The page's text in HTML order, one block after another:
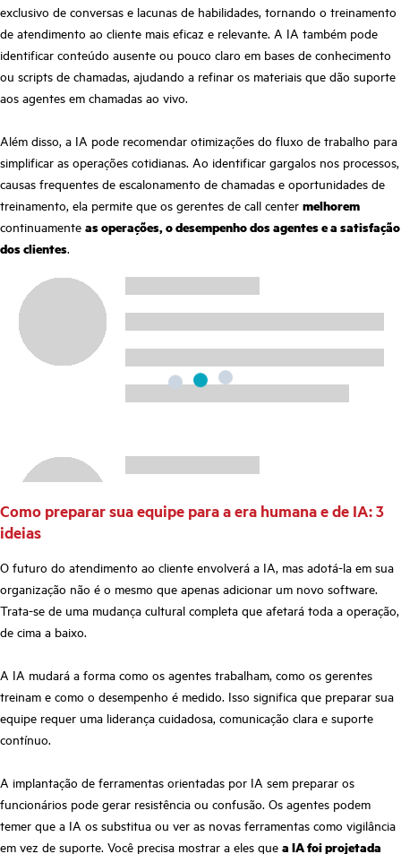
exclusivo de conversas e lacunas de habilidades, tornando o treinamento
de atendimento ao cliente mais eficaz e relevante. A IA também pode
identificar conteúdo ausente ou pouco claro em bases de conhecimento
ou scripts de chamadas, ajudando a refinar os materiais que dão suporte
aos agentes em chamadas ao vivo.
Além disso, a IA pode recomendar otimizações do fluxo de trabalho para
simplificar as operações cotidianas. Ao identificar gargalos nos processos,
causas frequentes de escalonamento de chamadas e oportunidades de
treinamento, ela permite que os gerentes de call center melhorem
continuamente as operações, o desempenho dos agentes e a satisfação
dos clientes.
Como preparar sua equipe para a era humana e de IA: 3
ideias
O futuro do atendimento ao cliente envolverá a IA, mas adotá-la em sua
organização não é o mesmo que apenas adicionar um novo software.
Trata-se de uma mudança cultural completa que afetará toda a operação,
de cima a baixo.
A IA mudará a forma como os agentes trabalham, como os gerentes
treinam e como o desempenho é medido. Isso significa que preparar sua
equipe requer uma liderança cuidadosa, comunicação clara e suporte
contínuo.
A implantação de ferramentas orientadas por IA sem preparar os
funcionários pode gerar resistência ou confusão. Os agentes podem
temer que a IA os substitua ou ver as novas ferramentas como vigilância
em vez de suporte. Você precisa mostrar a eles que a IA foi projetada